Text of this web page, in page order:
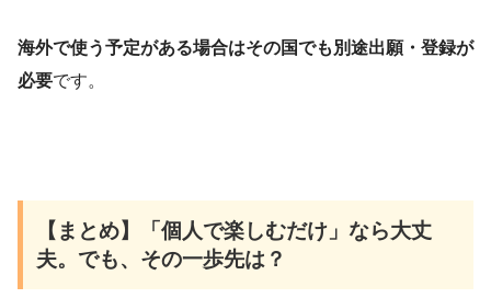
海外で使う予定がある場合はその国でも別途出願・登録が
必要です。
【まとめ】「個人で楽しむだけ」なら大丈
夫。でも、その一歩先は？